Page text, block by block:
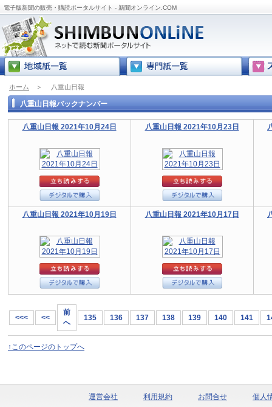
電子版新聞の販売・購読ポータルサイト - 新聞オンライン.COM
ホーム ＞ 八重山日報
八重山日報バックナンバー
八重山日報 2021年10月24日 八重山日報 2021年10月23日
八重山日報 2021年10月19日 八重山日報 2021年10月17日
<<< <<
前
へ
135 136 137 138 139 140 141
↑このページのトップへ
運営会社 利用規約 お問合せ 個人